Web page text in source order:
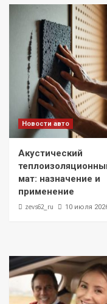
Новости авто
Акустический
мат: назначение и
применение
zevs62_ru 10 июля